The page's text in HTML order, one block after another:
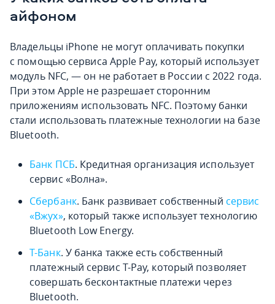
айфоном
Владельцы iPhone не могут оплачивать покупки
с помощью сервиса Apple Pay, который использует
модуль NFC, — он не работает в России с 2022 года.
При этом Apple не разрешает сторонним
приложениям использовать NFC. Поэтому банки
стали использовать платежные технологии на базе
Bluetooth.
Банк ПСБ. Кредитная организация использует
сервис «Волна».
Сбербанк. Банк развивает собственный сервис
«Вжух», который также использует технологию
Bluetooth Low Energy.
Т-Банк. У банка также есть собственный
платежный сервис T-Pay, который позволяет
совершать бесконтактные платежи через
Bluetooth.